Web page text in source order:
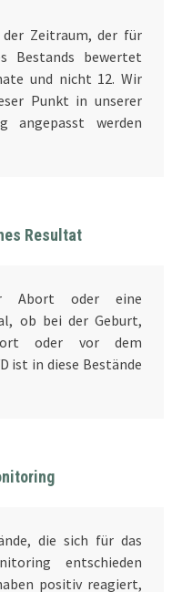
Zeitraum, der für
Bestands bewertet
und nicht 12. Wir
Punkt in unserer
angepasst werden
Resultat
Abort oder eine
ob bei der Geburt,
oder vor dem
ist in diese Bestände
die sich für das
entschieden
positiv reagiert,